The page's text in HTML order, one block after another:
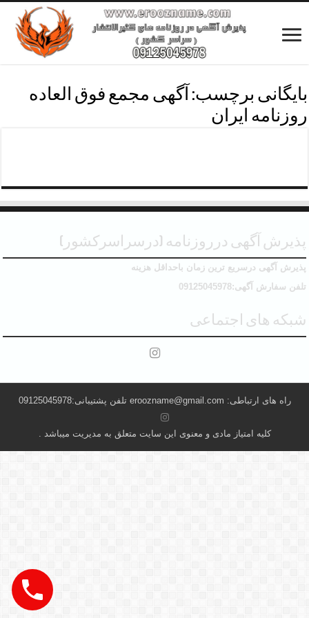
بایگانی برچسب: آگهی مجمع فوق العاده
روزنامه ایران
پذیرش آگهی درروزنامه (درسراسرکشور)
پذیرش آگهی درسریع ترین زمان باحداقل هزینه
تلفن سفارش آگهی:09125045978
شبکه های اجتماعی
راه های ارتباطی: eroozname@gmail.com تلفن پشتیبانی:09125045978
کلیه امتیاز مادی و معنوی این سایت متعلق به مدیریت میباشد .